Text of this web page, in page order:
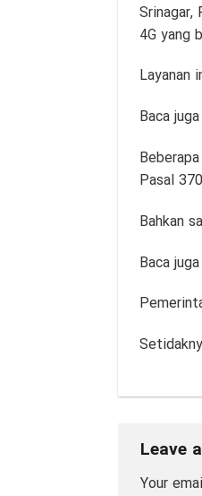
Srinagar,
4G yang
Layanan
Baca
Pasal
Bahkan
Baca
Leave
Your